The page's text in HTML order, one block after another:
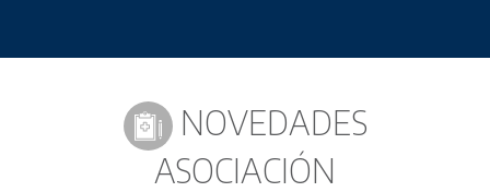
NOVEDADES
ASOCIACIÓN